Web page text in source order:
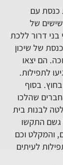
כנסת עם
של
דרור ללכת
של שיכון
הם יצאו
לתפילות.
בסוף
החברים שהלכו
לבנות בית
גשם התקשו
והמקלט וכם
לעיתים